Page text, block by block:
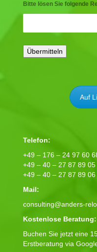
Bitte lösen Sie folgende
Auf
Telefon:
+49 – 176 – 24 97 60
+49 – 40 – 27 87 89
+49 – 40 – 27 87 89 06
Mail:
consulting@anders-
Kostenlose Beratung:
Buchen Sie jetzt eine
Erstberatung via